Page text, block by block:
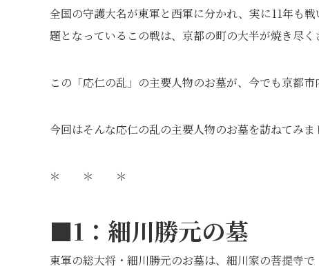
全国の守護大名が東軍と西軍に分かれ、実に11年も
題となっているこの戦は、京都の町の大半が焼き尽
この「応仁の乱」の主要人物のお墓が、今でも京都
今回はそんな応仁の乱の主要人物のお墓を訪ねてみま
＊ ＊ ＊
■1： 細川勝元の墓
東軍の総大将・細川勝元のお墓は、細川家の菩提寺で